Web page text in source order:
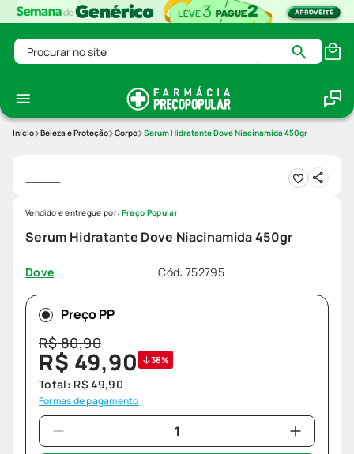
Procurar no site
Beleza e Proteção Corpo Serum Hidratante Dove Niacinamida 450gr
Serum Hidratante Dove Niacinamida 450gr
Dove Cód: 752795
Vendido e entregue por: Preço Popular
Preço PP
R$80,90
R$ 49,90 38%
Total: R$ 49,90
Formas de pagamento